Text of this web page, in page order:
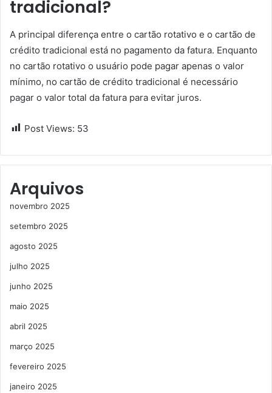
tradicional?
A principal diferença entre o cartão rotativo e o cartão de
crédito tradicional está no pagamento da fatura. Enquanto
no cartão rotativo o usuário pode pagar apenas o valor
mínimo, no cartão de crédito tradicional é necessário
pagar o valor total da fatura para evitar juros.
Post Views: 53
Arquivos
novembro 2025
setembro 2025
agosto 2025
julho 2025
junho 2025
maio 2025
abril 2025
março 2025
fevereiro 2025
janeiro 2025